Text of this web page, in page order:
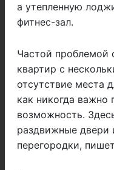
а утепленную
фитнес-зал.
Частой проблемой
квартир с
отсутствие места
как никогда важно
возможность.
раздвижные двери
перегородки, пишет